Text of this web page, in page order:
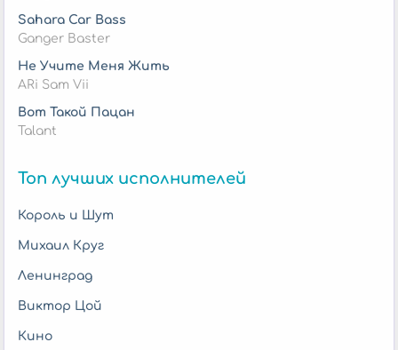
Sahara Car Bass
Ganger Baster
Не Учите Меня Жить
ARi Sam Vii
Вот Такой Пацан
Talant
Топ лучших исполнителей
Король и Шут
Михаил Круг
Ленинград
Виктор Цой
Кино